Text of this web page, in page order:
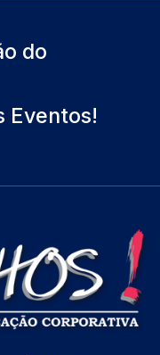
do
Eventos!